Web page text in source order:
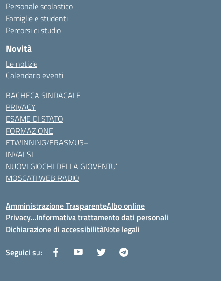
Personale scolastico
Famiglie e studenti
Percorsi di studio
Novità
Le notizie
Calendario eventi
BACHECA SINDACALE
PRIVACY
ESAME DI STATO
FORMAZIONE
ETWINNING/ERASMUS+
INVALSI
NUOVI GIOCHI DELLA GIOVENTU’
MOSCATI WEB RADIO
Amministrazione TrasparenteAlbo online
Privacy…Informativa trattamento dati personali
Dichiarazione di accessibilitàNote legali
Seguici su: